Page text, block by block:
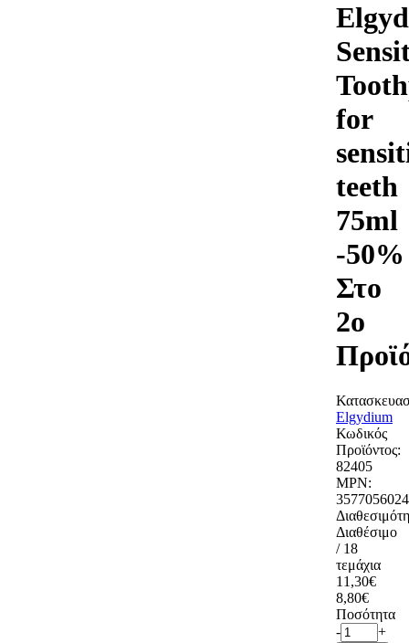
for
teeth
75ml
-50%
Στο
2ο
Elgydium
Κωδικός
Προϊόντος:
82405
MPN:
Διαθέσιμο
/ 18
τεμάχια
11,30€
8,80€
Ποσότητα
-
+